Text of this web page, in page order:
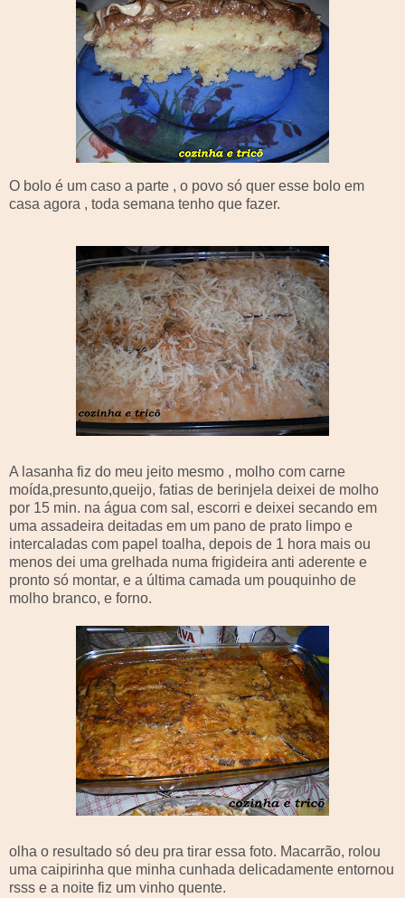
O bolo é um caso a parte , o povo só quer esse bolo em
casa agora , toda semana tenho que fazer.
A lasanha fiz do meu jeito mesmo , molho com carne
moída,presunto,queijo, fatias de berinjela deixei de molho
por 15 min. na água com sal, escorri e deixei secando em
uma assadeira deitadas em um pano de prato limpo e
intercaladas com papel toalha, depois de 1 hora mais ou
menos dei uma grelhada numa frigideira anti aderente e
pronto só montar, e a última camada um pouquinho de
molho branco, e forno.
olha o resultado só deu pra tirar essa foto. Macarrão, rolou
uma caipirinha que minha cunhada delicadamente entornou
rsss e a noite fiz um vinho quente.